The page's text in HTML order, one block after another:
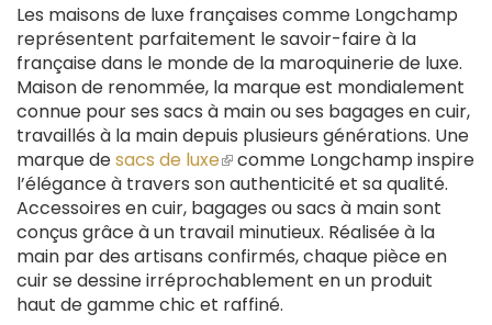
Les maisons de luxe françaises comme Longchamp
représentent parfaitement le savoir-faire à la
française dans le monde de la maroquinerie de luxe.
Maison de renommée, la marque est mondialement
connue pour ses sacs à main ou ses bagages en cuir,
travaillés à la main depuis plusieurs générations. Une
marque desacs de luxe(le
lien
est
externe)
comme Longchamp inspire
l’élégance à travers son authenticité et sa qualité.
Accessoires en cuir, bagages ou sacs à main sont
conçus grâce à un travail minutieux. Réalisée à la
main par des artisans confirmés, chaque pièce en
cuir se dessine irréprochablement en un produit
haut de gamme chic et raffiné.